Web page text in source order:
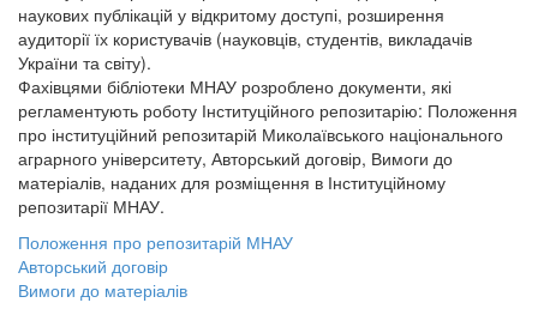
наукових публікацій у відкритому доступі, розширення
аудиторії їх користувачів (науковців, студентів, викладачів
України та світу).
Фахівцями бібліотеки МНАУ розроблено документи, які
регламентують роботу Інституційного репозитарію: Положення
про інституційний репозитарій Миколаївського національного
аграрного університету, Авторський договір, Вимоги до
матеріалів, наданих для розміщення в Інституційному
репозитарії МНАУ.
Положення про репозитарій МНАУ
Авторський договір
Вимоги до матеріалів